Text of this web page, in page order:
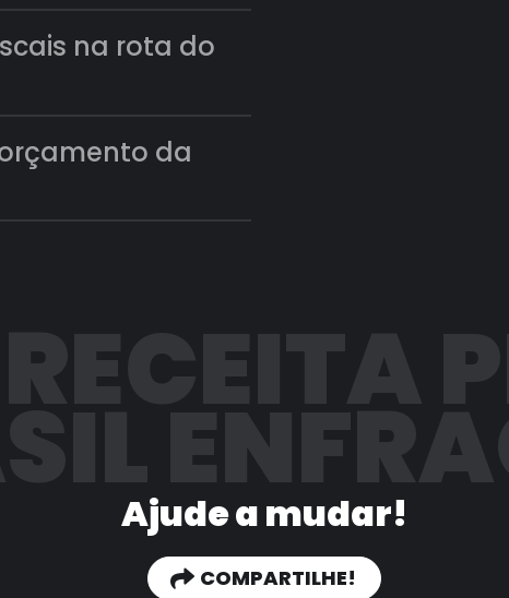
na rota do
da
Ajude a mudar!
COMPARTILHE!